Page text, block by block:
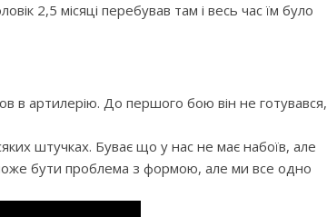
2,5 місяці перебував там і весь час їм було
в артилерію. До першого бою він не готувався,
штучках. Буває що у нас не має набоїв, але
бути проблема з формою, але ми все одно